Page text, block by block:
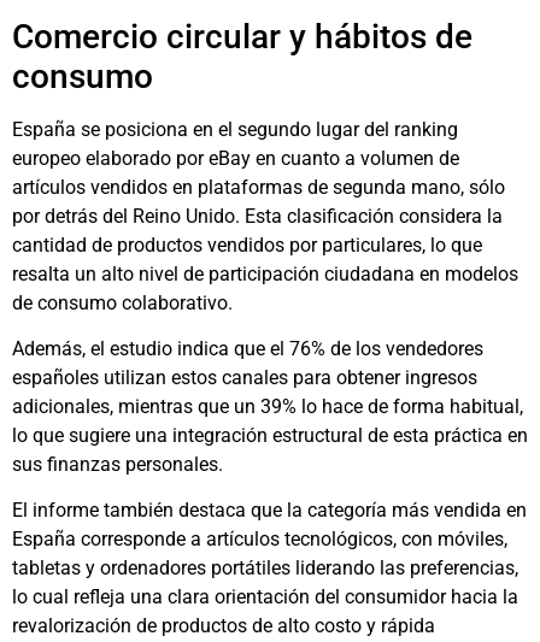
Comercio circular y hábitos de
consumo
España se posiciona en el segundo lugar del ranking
europeo elaborado por eBay en cuanto a volumen de
artículos vendidos en plataformas de segunda mano, sólo
por detrás del Reino Unido. Esta clasificación considera la
cantidad de productos vendidos por particulares, lo que
resalta un alto nivel de participación ciudadana en modelos
de consumo colaborativo.
Además, el estudio indica que el 76% de los vendedores
españoles utilizan estos canales para obtener ingresos
adicionales, mientras que un 39% lo hace de forma habitual,
lo que sugiere una integración estructural de esta práctica en
sus finanzas personales.
El informe también destaca que la categoría más vendida en
España corresponde a artículos tecnológicos, con móviles,
tabletas y ordenadores portátiles liderando las preferencias,
lo cual refleja una clara orientación del consumidor hacia la
revalorización de productos de alto costo y rápida